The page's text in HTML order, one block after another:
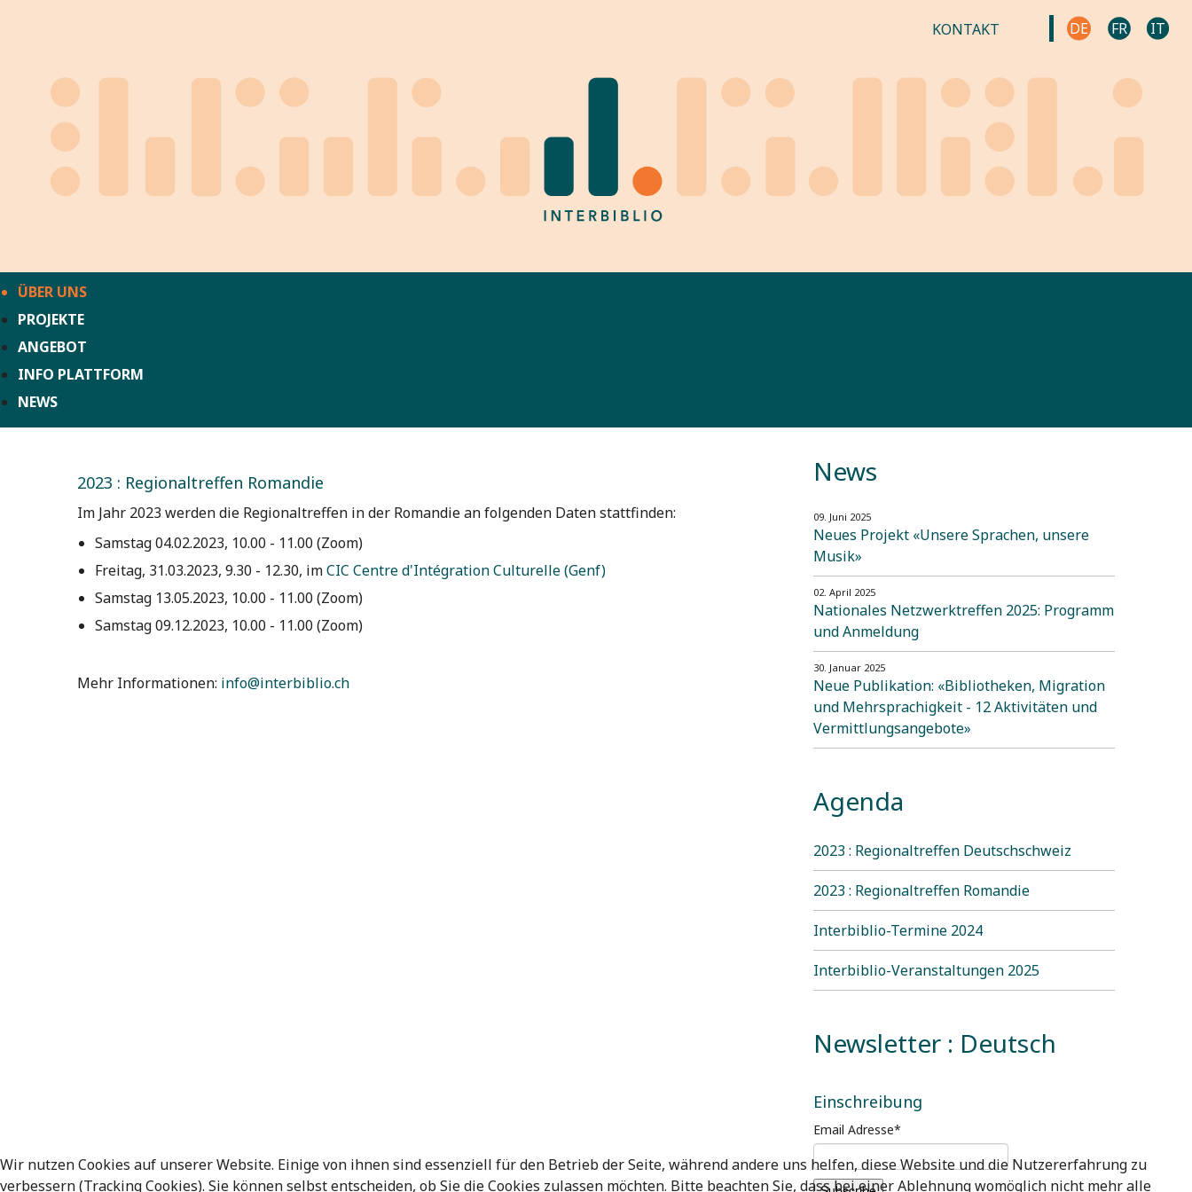
KONTAKT DE FR IT
ÜBER UNS
PROJEKTE
ANGEBOT
INFO PLATTFORM
NEWS
2023 : Regionaltreffen Romandie
Im Jahr 2023 werden die Regionaltreffen in der Romandie an folgenden Daten stattfinden:
Samstag 04.02.2023, 10.00 - 11.00 (Zoom)
Freitag, 31.03.2023, 9.30 - 12.30, imCIC Centre d'Intégration Culturelle (Genf)
Samstag 13.05.2023, 10.00 - 11.00 (Zoom)
Samstag 09.12.2023, 10.00 - 11.00 (Zoom)
Mehr Informationen: info@interbiblio.ch
News
09. Juni 2025
Neues Projekt «Unsere Sprachen, unsere
Musik»
02. April 2025
Nationales Netzwerktreffen 2025: Programm
und Anmeldung
30. Januar 2025
Neue Publikation: «Bibliotheken, Migration
und Mehrsprachigkeit - 12 Aktivitäten und
Vermittlungsangebote»
Agenda
2023 : Regionaltreffen Deutschschweiz
2023 : Regionaltreffen Romandie
Interbiblio-Termine 2024
Interbiblio-Veranstaltungen 2025
Newsletter : Deutsch
Einschreibung
Email Adresse*
Wir nutzen Cookies auf unserer Website. Einige von ihnen sind essenziell für den Betrieb der Seite, während andere uns helfen, diese Website und die Nutzererfahrung zu
verbessern (Tracking Cookies). Sie können selbst entscheiden, ob Sie die Cookies zulassen möchten. Bitte beachten Sie, dass bei einer Ablehnung womöglich nicht mehr alle